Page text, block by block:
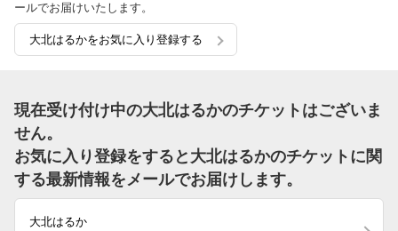
ールでお届けいたします。
大北はるかをお気に入り登録する
現在受け付け中の大北はるかのチケットはございま
せん。
お気に入り登録をすると大北はるかのチケットに関
する最新情報をメールでお届けします。
大北はるか